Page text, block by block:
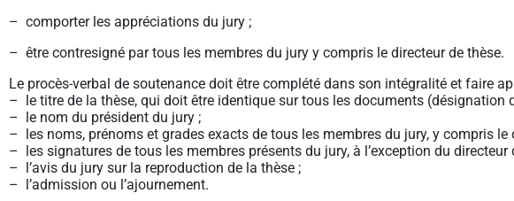
– comporter les appréciations du jury ;
– être contresigné par tous les membres du jury y compris le directeur de thèse.
Le procès-verbal de soutenance doit être complété dans son intégralité et faire
– le titre de la thèse, qui doit être identique sur tous les documents (désignation
– le nom du président du jury ;
– les noms, prénoms et grades exacts de tous les membres du jury, y compris le
– les signatures de tous les membres présents du jury, à l’exception du directeur
– l’avis du jury sur la reproduction de la thèse ;
– l’admission ou l’ajournement.